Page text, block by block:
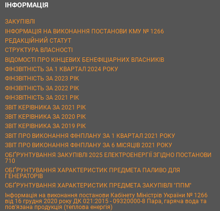
ІНФОРМАЦІЯ
ЗАКУПІВЛІ
ІНФОРМАЦІЯ НА ВИКОНАННЯ ПОСТАНОВИ КМУ № 1266
РЕДАКЦІЙНИЙ СТАТУТ
СТРУКТУРА ВЛАСНОСТІ
ВІДОМОСТІ ПРО КІНЦЕВИХ БЕНЕФІЦІАРНИХ ВЛАСНИКІВ
ФІНЗВІТНІСТЬ ЗА 1 КВАРТАЛ 2024 РОКУ
ФІНЗВІТНІСТЬ ЗА 2023 РІК
ФІНЗВІТНІСТЬ ЗА 2022 РІК
ФІНЗВІТНІСТЬ ЗА 2021 РІК
ЗВІТ КЕРІВНИКА ЗА 2021 РІК
ЗВІТ КЕРІВНИКА ЗА 2020 РІК
ЗВІТ КЕРІВНИКА ЗА 2019 РІК
ЗВІТ ПРО ВИКОНАННЯ ФІНПЛАНУ ЗА 1 КВАРТАЛ 2021 РОКУ
ЗВІТ ПРО ВИКОНАННЯ ФІНПЛАНУ ЗА 6 МІСЯЦІВ 2021 РОКУ
ОБҐРУНТУВАННЯ ЗАКУПІВЛІ 2025 ЕЛЕКТРОЕНЕРГІЇ ЗГІДНО ПОСТАНОВИ
710
ОБҐРУНТУВАННЯ ХАРАКТЕРИСТИК ПРЕДМЕТА ПАЛИВО ДЛЯ
ГЕНЕРАТОРІВ
ОБҐРУНТУВАННЯ ХАРАКТЕРИСТИК ПРЕДМЕТА ЗАКУПІВЛІ "ППМ"
Інформація на виконання постанови Кабінету Міністрів України № 1266
від 16 грудня 2020 року ДК 021:2015 - 09320000-8 Пара, гаряча вода та
пов’язана продукція (теплова енергія)